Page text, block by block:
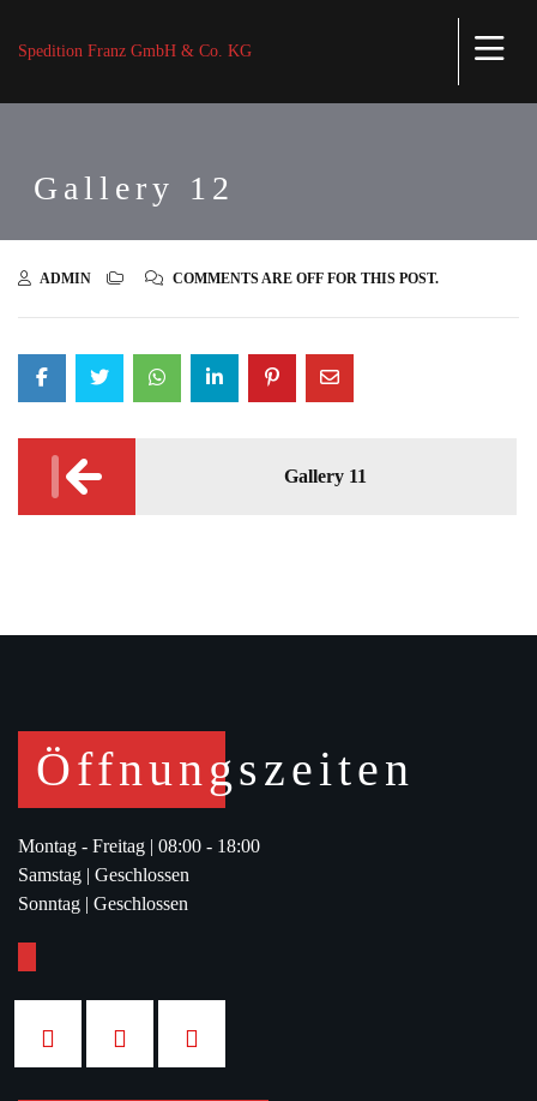
Spedition Franz GmbH & Co. KG
Gallery 12
ADMIN COMMENTS ARE OFF FOR THIS POST.
Post
navigation
Gallery 11
Öffnungszeiten
Montag - Freitag | 08:00 - 18:00
Samstag | Geschlossen
Sonntag | Geschlossen